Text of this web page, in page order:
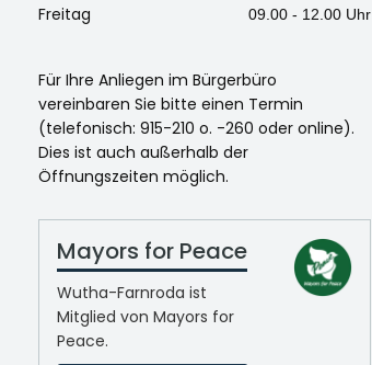
Freitag 09.00 - 12.00 Uhr
Für Ihre Anliegen im Bürgerbüro
vereinbaren Sie bitte einen Termin
(telefonisch: 915-210 o. -260 oder online).
Dies ist auch außerhalb der
Öffnungszeiten möglich.
Mayors for Peace
Wutha-Farnroda ist
Mitglied von Mayors for
Peace.